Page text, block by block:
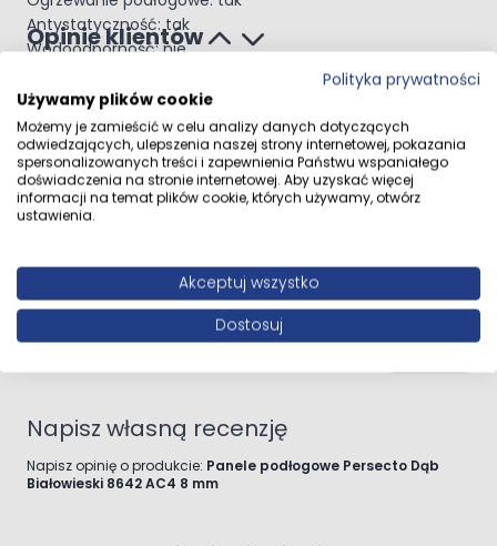
Antystatyczność: tak
Wodoodporność: nie
Powierzchnia paczki: 2,397 m²
Przeznaczenie: salon, sypialnia, biuro, pokój dziecięcy,
przedpokój
Panele podłogowe Persecto Dąb Białowieski to udane
połączenie estetyki, trwałości i korzystnych parametrów
użytkowych. Ciemny dekor dębowy, odporna
sprawiają, że jest to praktyczny wybór do wnętrz, w
których liczy się wygoda, spójny wygląd i codzienna
Opinie klientów
Ocena
Bardzo ładne panele
Recenzowany przez Darek 4 września 2024
4.09.2024
Pokaż
Napisz własną recenzję
Napisz opinię o produkcie: Panele podłogowe Persecto Dąb
Białowieski 8642 AC4 8 mm
Polityka prywatności
Używamy plików cookie
Możemy je zamieścić w celu analizy danych dotyczących
odwiedzających, ulepszenia naszej strony internetowej, pokazania
spersonalizowanych treści i zapewnienia Państwu wspaniałego
doświadczenia na stronie internetowej. Aby uzyskać więcej
informacji na temat plików cookie, których używamy, otwórz
ustawienia.
Akceptuj wszystko
Dostosuj